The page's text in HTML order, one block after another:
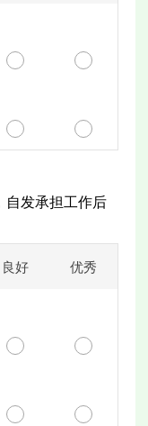
自发承担工作后
良好 优秀